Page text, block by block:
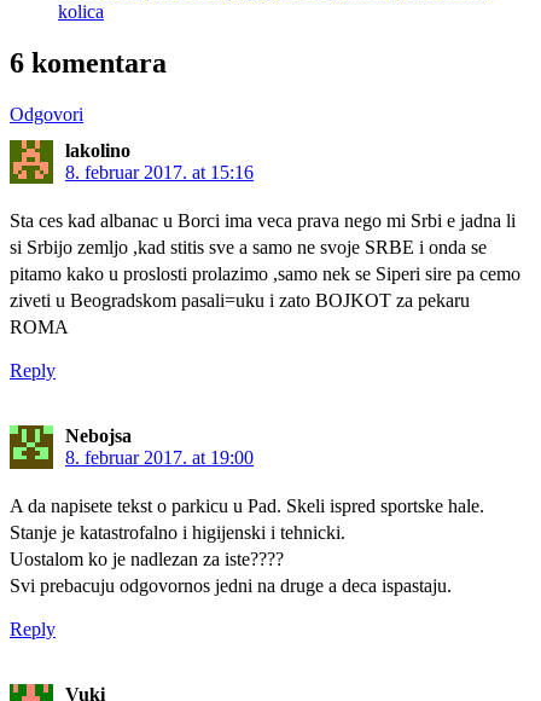
kolica
6 komentara
Odgovori
lakolino
8. februar 2017. at 15:16
Sta ces kad albanac u Borci ima veca prava nego mi Srbi e jadna li
si Srbijo zemljo ,kad stitis sve a samo ne svoje SRBE i onda se
pitamo kako u proslosti prolazimo ,samo nek se Siperi sire pa cemo
ziveti u Beogradskom pasali=uku i zato BOJKOT za pekaru
ROMA
Reply
Nebojsa
8. februar 2017. at 19:00
A da napisete tekst o parkicu u Pad. Skeli ispred sportske hale.
Stanje je katastrofalno i higijenski i tehnicki.
Uostalom ko je nadlezan za iste????
Svi prebacuju odgovornos jedni na druge a deca ispastaju.
Reply
Vuki